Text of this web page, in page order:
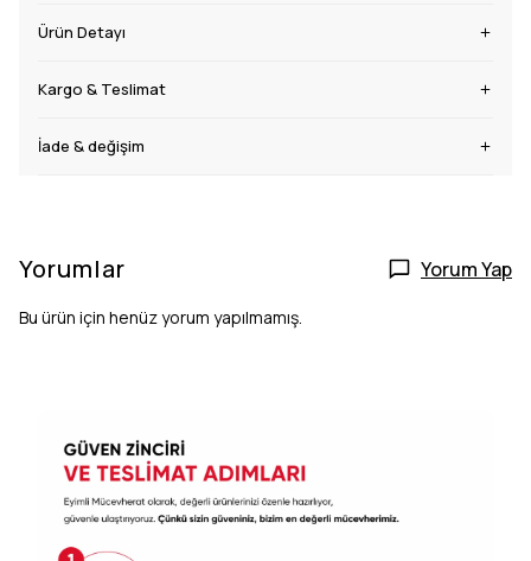
Ürün Detayı
Kargo & Teslimat
İade & değişim
Yorumlar Yorum Yap
Bu ürün için henüz yorum yapılmamış.